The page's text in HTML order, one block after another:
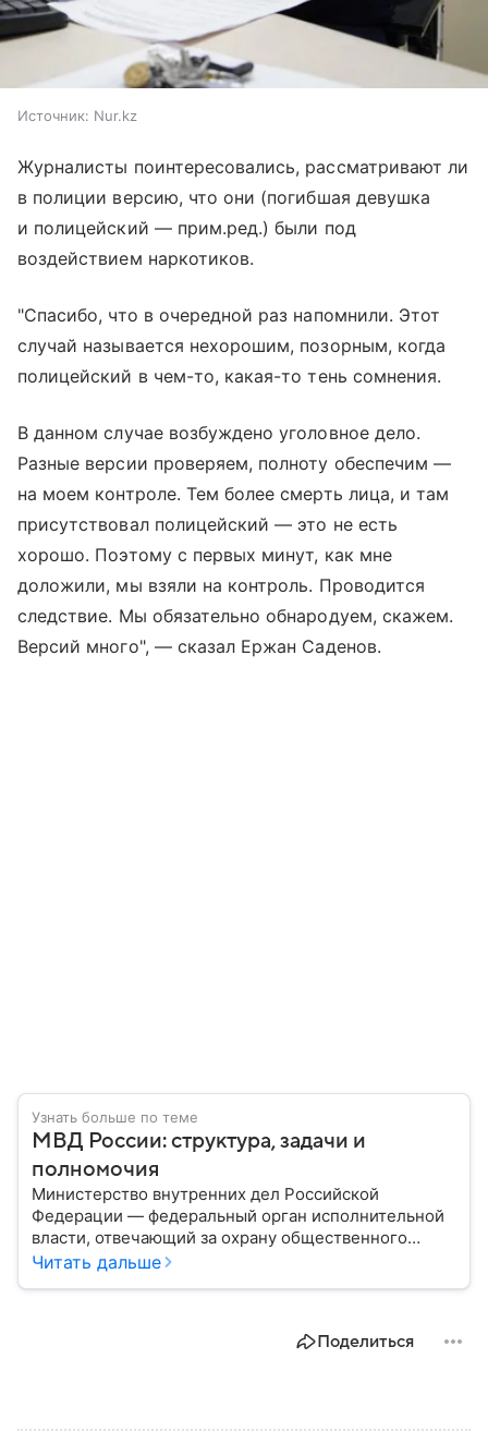
Источник: Nur.kz
Журналисты поинтересовались, рассматривают ли
в полиции версию, что они (погибшая девушка
и полицейский — прим.ред.) были под
воздействием наркотиков.
"Спасибо, что в очередной раз напомнили. Этот
случай называется нехорошим, позорным, когда
полицейский в чем-то, какая-то тень сомнения.
В данном случае возбуждено уголовное дело.
Разные версии проверяем, полноту обеспечим —
на моем контроле. Тем более смерть лица, и там
присутствовал полицейский — это не есть
хорошо. Поэтому с первых минут, как мне
доложили, мы взяли на контроль. Проводится
следствие. Мы обязательно обнародуем, скажем.
Версий много", — сказал Ержан Саденов.
Узнать больше по теме
МВД России: структура, задачи и
полномочия
Министерство внутренних дел Российской
Федерации — федеральный орган исполнительной
власти, отвечающий за охрану общественного
порядка, борьбу с преступностью, обеспечение
России, какие задачи выполняет министерство, как
Читать дальше
Поделиться